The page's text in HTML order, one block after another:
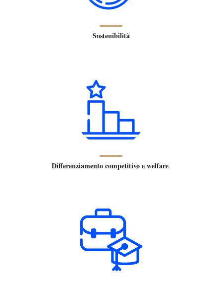
Sostenibilità
Differenziamento competitivo e welfare